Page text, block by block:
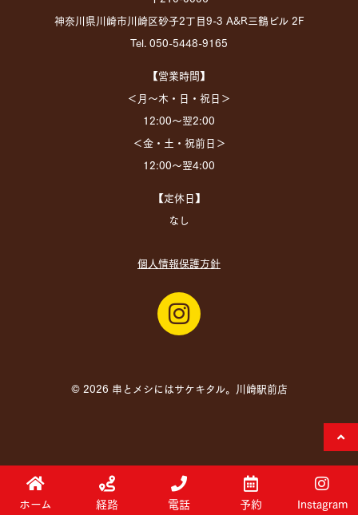
神奈川県川崎市川崎区砂子2丁目9-3 A&R三鶴ビル 2F
Tel. 050-5448-9165
【営業時間】
＜月～木・日・祝日＞
12:00～翌2:00
＜金・土・祝前日＞
12:00～翌4:00
【定休日】
なし
個人情報保護方針
© 2026 串とメシにはサケキタル。川崎駅前店
ホーム 経路 電話 予約 Instagram